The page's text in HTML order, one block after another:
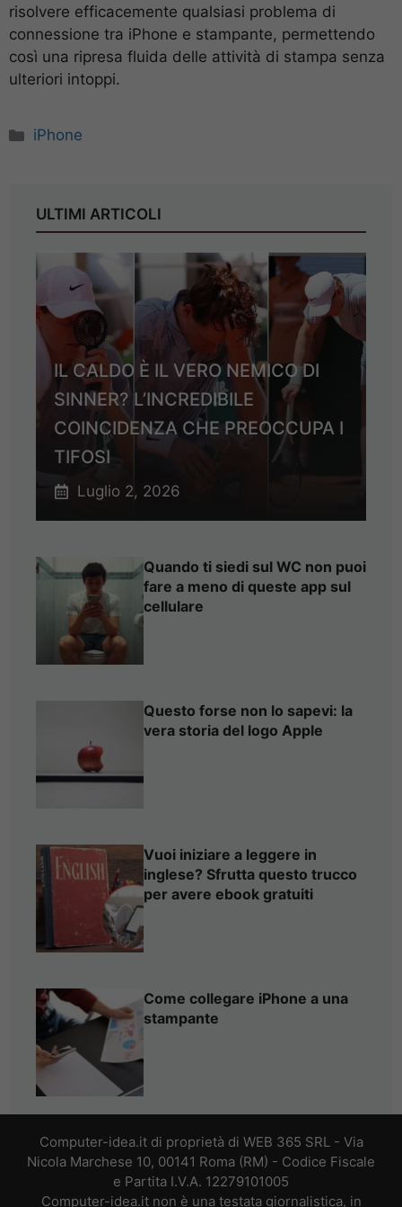
risolvere efficacemente qualsiasi problema di
connessione tra iPhone e stampante, permettendo
così una ripresa fluida delle attività di stampa senza
ulteriori intoppi.
Categorie
iPhone
ULTIMI ARTICOLI
IL CALDO È IL VERO NEMICO DI
SINNER? L’INCREDIBILE
COINCIDENZA CHE PREOCCUPA I
TIFOSI
Luglio 2, 2026
Quando ti siedi sul WC non puoi
fare a meno di queste app sul
cellulare
Questo forse non lo sapevi: la
vera storia del logo Apple
Vuoi iniziare a leggere in
inglese? Sfrutta questo trucco
per avere ebook gratuiti
Come collegare iPhone a una
stampante
Computer-idea.it di proprietà di WEB 365 SRL - Via
Nicola Marchese 10, 00141 Roma (RM) - Codice Fiscale
e Partita I.V.A. 12279101005
Computer-idea.it non è una testata giornalistica, in